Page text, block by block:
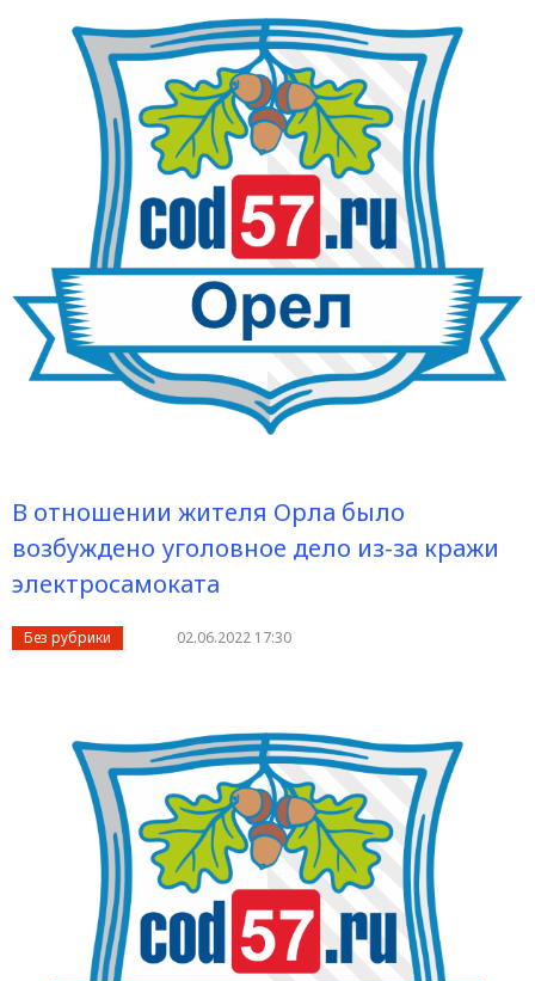
В отношении жителя Орла было
возбуждено уголовное дело из-за кражи
электросамоката
Без рубрики 02.06.2022 17:30